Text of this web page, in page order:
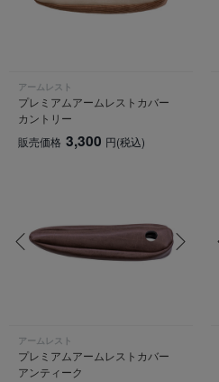
アームレスト
プレミアムアームレストカバー
カントリー
販売価格 3,300 円(税込)
アームレスト
プレミアムアームレストカバー
アンティーク